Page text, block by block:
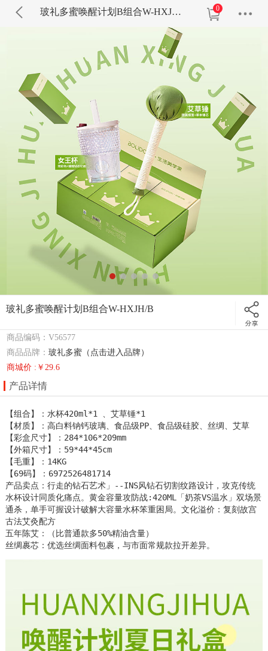
玻礼多蜜唤醒计划B组合W-HXJH/B 0
玻礼多蜜唤醒计划B组合W-HXJH/B
商品编码：V56577
商品品牌：玻礼多蜜（点击进入品牌）
商城价 :￥29.6
产品详情
【组合】：水杯420ml*1 、艾草锤*1
【材质】：高白料钠钙玻璃、食品级PP、食品级硅胶、丝绸、艾草
【彩盒尺寸】：284*106*209mm
【外箱尺寸】：59*44*45cm
【毛重】：14KG
【69码】：6972526481714
产品卖点：行走的钻石艺术」--INS风钻石切割纹路设计，攻克传统
水杯设计同质化痛点。黄金容量攻防战:420ML「奶茶VS温水」双场景
通杀，单手可握设计破解大容量水杯笨重困局。文化溢价：复刻故宫
古法艾灸配方
五年陈艾：（比普通款多50%精油含量）
丝绸裹芯：优选丝绸面料包裹，与市面常规款拉开差异。